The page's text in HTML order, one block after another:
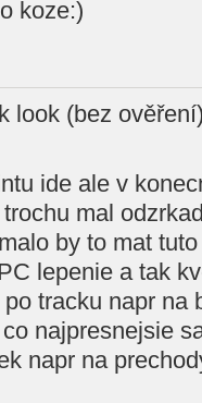
koze:)
look (bez
ide ale v
mal
by to mat
lepenie a tak
tracku napr na
najpresnejsie
napr na